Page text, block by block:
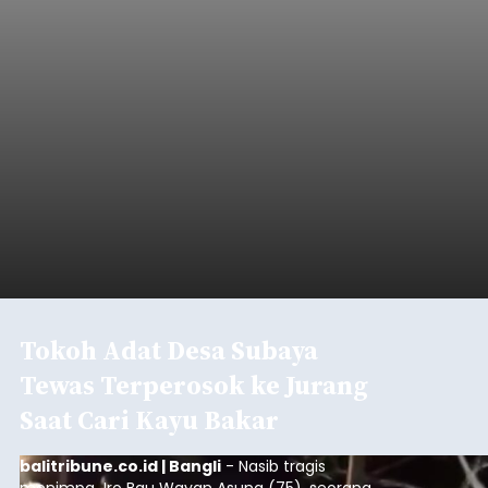
Tokoh Adat Desa Subaya
Tewas Terperosok ke Jurang
Saat Cari Kayu Bakar
balitribune.co.id | Bangli - Nasib tragis